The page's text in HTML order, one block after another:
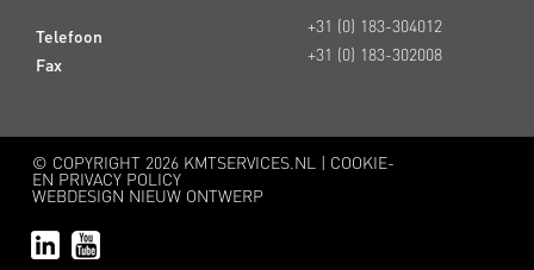
Telefoon
Fax
+31 (0) 183-304012
+31 (0) 183-302008
© COPYRIGHT 2026 KMTSERVICES.NL | COOKIE-
EN PRIVACY POLICY
WEBDESIGN NIEUW ONTWERP